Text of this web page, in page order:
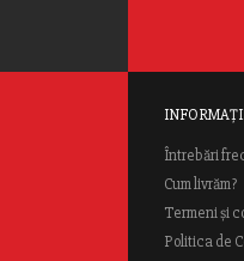
Întrebări
Cum livrăm?
Termeni și
Politica de